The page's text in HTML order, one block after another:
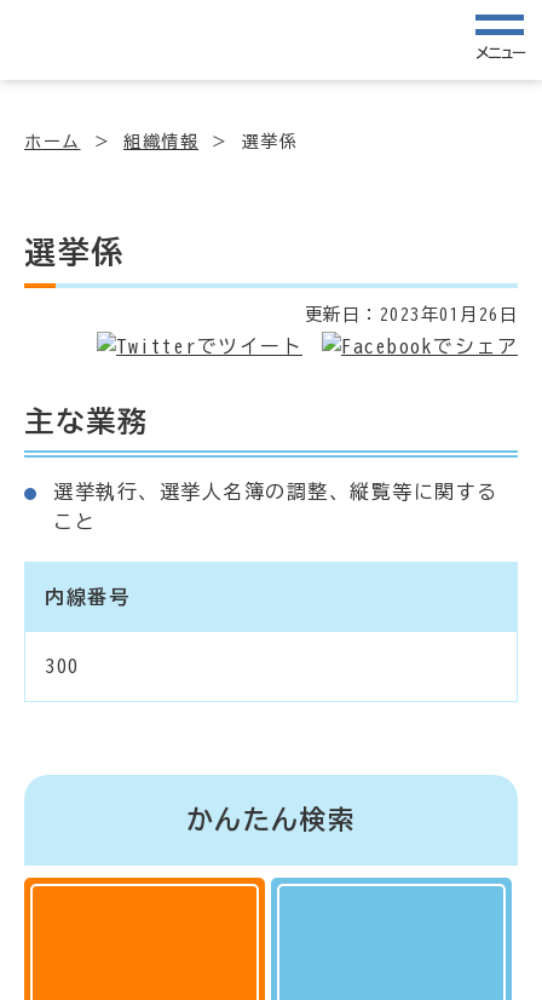
メニュー
ホーム 組織情報 選挙係
選挙係
更新日： 2023年01月26日
主な業務
選挙執行、選挙人名簿の調整、縦覧等に関する
こと
内線番号
300
かんたん検索